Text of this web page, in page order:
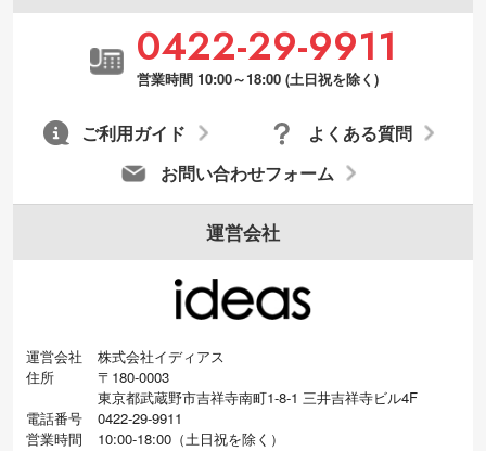
0422-29-9911
営業時間 10:00～18:00 (土日祝を除く)
お問い合わせフォーム
よくある質問
ご利用ガイド
運営会社
運営会社
株式会社イディアス
住所
〒180-0003
東京都武蔵野市吉祥寺南町1-8-1 三井吉祥寺ビル4F
電話番号
0422-29-9911
営業時間
10:00-18:00（土日祝を除く）